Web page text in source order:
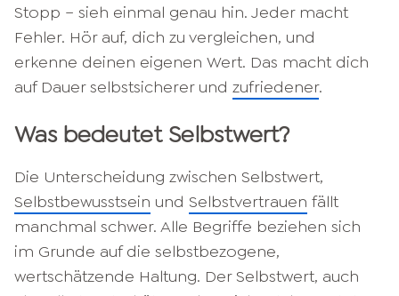
Stopp – sieh einmal genau hin. Jeder macht
Fehler. Hör auf, dich zu vergleichen, und
erkenne deinen eigenen Wert. Das macht dich
auf Dauer selbstsicherer und zufriedener.
Was bedeutet Selbstwert?
Die Unterscheidung zwischen Selbstwert,
Selbstbewusstsein und Selbstvertrauen fällt
manchmal schwer. Alle Begriffe beziehen sich
im Grunde auf die selbstbezogene,
wertschätzende Haltung. Der Selbstwert, auch